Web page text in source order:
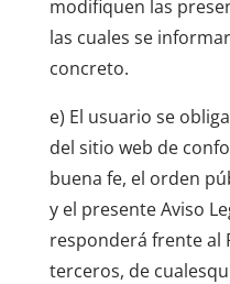
modifiquen las
las cuales se
concreto.
e) El usuario se
del sitio web de
buena fe, el orden
y el presente Aviso
responderá frente al
terceros, de